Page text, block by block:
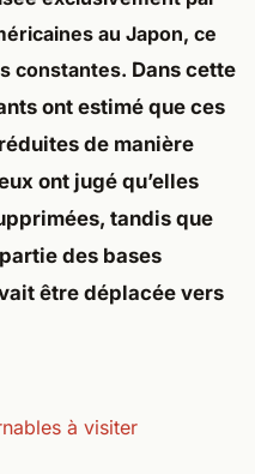
au Japon, ce
constantes. Dans cette
ont estimé que ces
de manière
ont jugé qu’elles
tandis que
des bases
être déplacée vers
à visiter